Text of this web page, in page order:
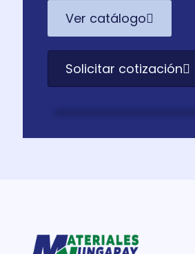
Ver catálogo
Solicitar cotización